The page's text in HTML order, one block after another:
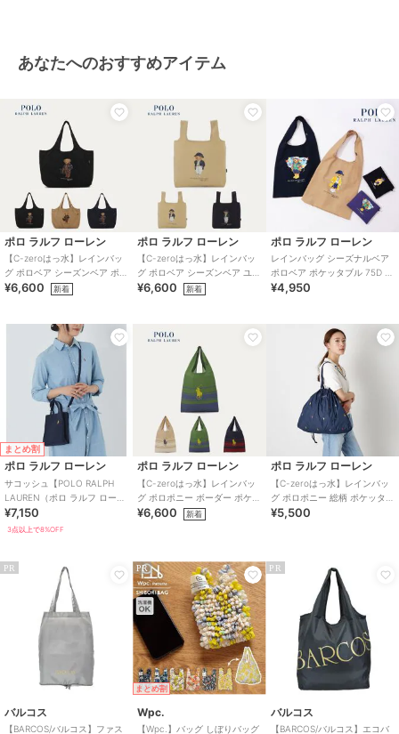
あなたへのおすすめアイテム
ポロ ラルフ ローレン
【C-zeroはっ水】レインバッ
グ ポロベア シーズンベア ポケ
ッタブル ユニセックス 75D
¥6,600 新着
ポロ ラルフ ローレン
【C-zeroはっ水】レインバッ
グ ポロベア シーズンベア ユニ
セックス 70D
¥6,600 新着
ポロ ラルフ ローレン
レインバッグ シーズナルベア
ポロベア ポケッタブル 75D ユ
ニセックス
¥4,950
まとめ割
ポロ ラルフ ローレン
サコッシュ【POLO RALPH
LAUREN（ポロ ラルフ ローレ
ン）】
¥7,150
3点以上で8%OFF
ポロ ラルフ ローレン
【C-zeroはっ水】レインバッ
グ ポロポニー ボーダー ポケッ
タブル ユニセックス 70D
¥6,600 新着
ポロ ラルフ ローレン
【C-zeroはっ水】レインバッ
グ ポロポニー 総柄 ポケッタブ
ル ユニセックス 50D
¥5,500
PR
バルコス
【BARCOS/バルコス】ファス
PR
まとめ割
Wpc.
【Wpc.】バッグ しぼりバッグ
PR
バルコス
【BARCOS/バルコス】エコバ